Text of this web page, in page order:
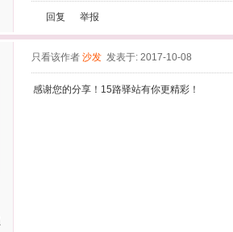
回复 举报
只看该作者 沙发 发表于: 2017-10-08
感谢您的分享！15路驿站有你更精彩！